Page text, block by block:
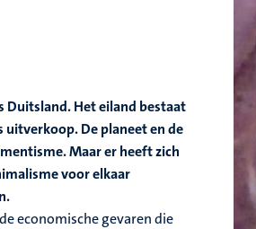
Duitsland. Het eiland bestaat
De planeet en de
Maar er heeft zich
voor elkaar
economische gevaren die